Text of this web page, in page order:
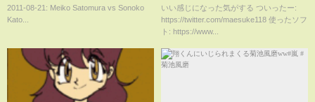
2011-08-21: Meiko Satomura vs Sonoko
Kato...
いい感じになった気がする ついったー:
https://twitter.com/maesuke118 使ったソフ
ト: https://www...